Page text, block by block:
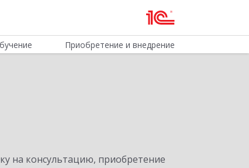
Приобретение и внедрение
на консультацию, приобретение